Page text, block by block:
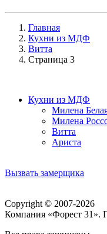
Главная
Кухни из МДФ
Витта
Страница 3
Кухни из МДФ
Милена
Милена
Витта
Ариста
Вызвать замерщика
Copyright © 2007-2026
Компания «Форест 31».